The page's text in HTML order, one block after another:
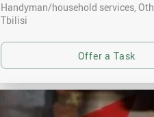
Handyman/household services,
Tbilisi